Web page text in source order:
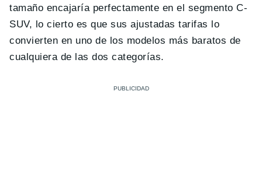
tamaño encajaría perfectamente en el segmento C-
SUV, lo cierto es que sus ajustadas tarifas lo
convierten en uno de los modelos más baratos de
cualquiera de las dos categorías.